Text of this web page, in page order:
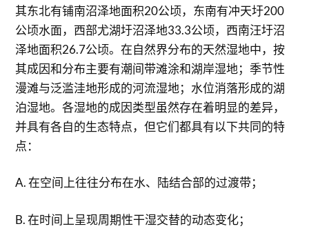
其东北有铺南沼泽地面积20公顷，东南有冲天圩200
公顷水面，西部尤湖圩沼泽地33.3公顷，西南汪圩沼
泽地面积26.7公顷。在自然界分布的天然湿地中，按
其成因和分布主要有潮间带滩涂和湖岸湿地；季节性
漫滩与泛滥洼地形成的河流湿地；水位消落形成的湖
泊湿地。各湿地的成因类型虽然存在着明显的差异，
并具有各自的生态特点，但它们都具有以下共同的特
点：
A. 在空间上往往分布在水、陆结合部的过渡带；
B. 在时间上呈现周期性干湿交替的动态变化；